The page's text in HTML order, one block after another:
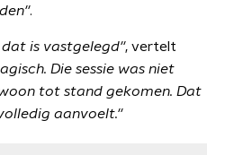
.
is vastgelegd'', vertelt
Die sessie was niet
tot stand gekomen. Dat
aanvoelt.''